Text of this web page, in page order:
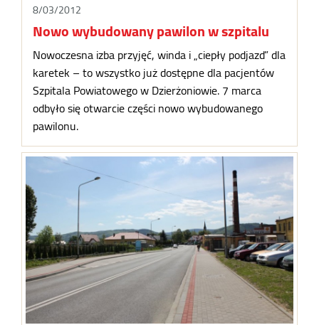
8/03/2012
Nowo wybudowany pawilon w szpitalu
Nowoczesna izba przyjęć, winda i „ciepły podjazd” dla
karetek – to wszystko już dostępne dla pacjentów
Szpitala Powiatowego w Dzierżoniowie. 7 marca
odbyło się otwarcie części nowo wybudowanego
pawilonu.